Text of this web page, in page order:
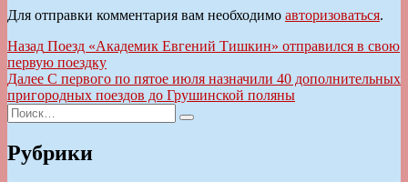
Для отправки комментария вам необходимо авторизоваться.
Навигация
по
записям
Назад Предыдущая
запись:
Поезд «Академик Евгений Тишкин» отправился в свою
первую поездку
Далее Следующая
запись:
С первого по пятое июля назначили 40 дополнительных
пригородных поездов до Грушинской поляны
Искать:
Поиск
Рубрики